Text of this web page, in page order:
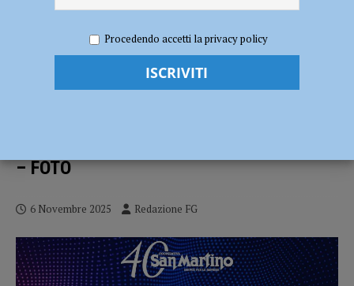
YouPol “colpisce” ancora, cittadini segnalano e la polizia interviene:
spacciatore colto in flagrante e arrestato – FOTO
L’app YouPol “colpisce” ancora, cittadini
– FOTO
6 Novembre 2025 Redazione FG
Procedendo accetti la privacy policy